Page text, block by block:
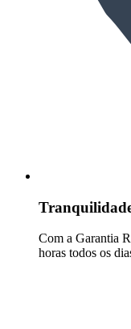
Com a Garantia
horas todos os